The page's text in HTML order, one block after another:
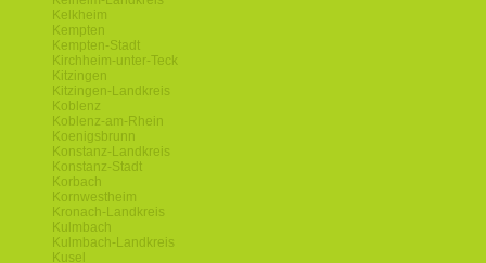
Kelkheim
Kempten
Kempten-Stadt
Kirchheim-unter-Teck
Kitzingen
Kitzingen-Landkreis
Koblenz
Koblenz-am-Rhein
Koenigsbrunn
Konstanz-Landkreis
Konstanz-Stadt
Korbach
Kornwestheim
Kronach-Landkreis
Kulmbach
Kulmbach-Landkreis
Kusel